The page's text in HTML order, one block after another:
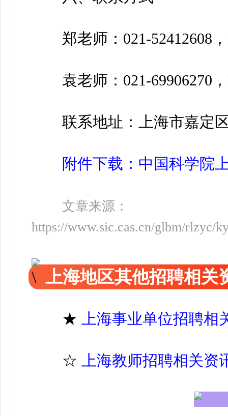
郑老师：021-52412608，
袁老师：021-69906270，
联系地址：上海市嘉定区
附件下载：中国科学院
文章来源：
https://www.sic.cas.cn/glbm/rlzyc/
上海地区其他招聘相关
★ 上海事业单位招聘相
☆ 上海教师招聘相关资